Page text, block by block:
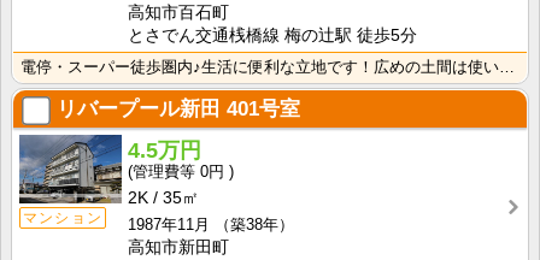
高知市百石町
とさでん交通桟橋線 梅の辻駅 徒歩5分
電停・スーパー徒歩圏内♪生活に便利な立地です！広めの土間は使い方いろいろ♪ウォークインクローゼットが･･･
リバープール新田 401号室
マンション
4.5万円
0円
2K
35㎡
1987年11月
（築38年）
高知市新田町